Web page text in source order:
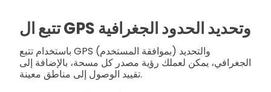
تتبع ال GPS وتحديد الحدود الجغرافية
باستخدام تتبع GPS (بموافقة المستخدم) والتحديد
الجغرافي، يمكن لعملك رؤية مصدر كل مسحة، بالإضافة إلى
تقييد الوصول إلى مناطق معينة.